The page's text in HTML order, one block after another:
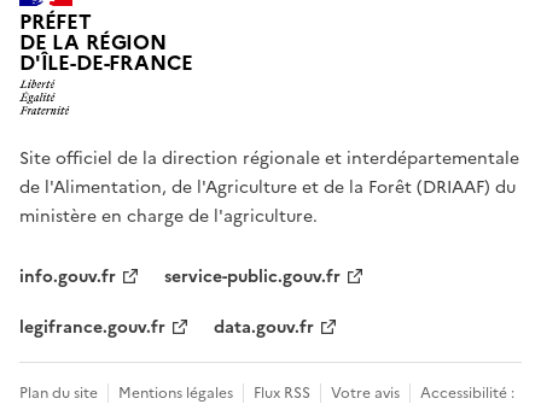
PRÉFET
DE LA RÉGION
D'ÎLE-DE-FRANCE
Site officiel de la direction régionale et interdépartementale
de l'Alimentation, de l'Agriculture et de la Forêt (DRIAAF) du
ministère en charge de l'agriculture.
info.gouv.fr
service-public.gouv.fr
legifrance.gouv.fr
data.gouv.fr
Plan du site Mentions légales Flux RSS Votre avis Accessibilité :